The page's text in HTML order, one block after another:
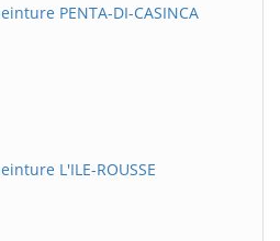
PENTA-DI-CASINCA
L'ILE-ROUSSE